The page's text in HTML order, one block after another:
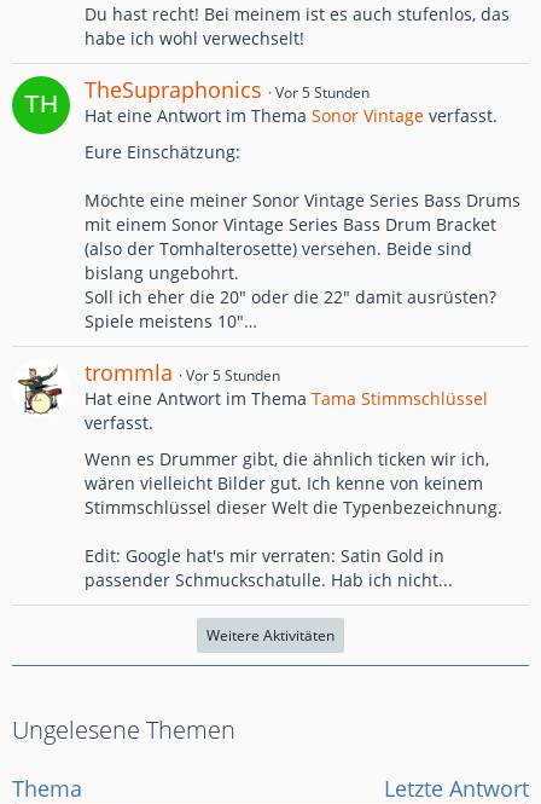
Du hast recht! Bei meinem ist es auch stufenlos, das
habe ich wohl verwechselt!
TheSupraphonics Vor 5 Stunden
Hat eine Antwort im Thema Sonor Vintage verfasst.
Eure Einschätzung:
Möchte eine meiner Sonor Vintage Series Bass Drums
mit einem Sonor Vintage Series Bass Drum Bracket
(also der Tomhalterosette) versehen. Beide sind
bislang ungebohrt.
Soll ich eher die 20" oder die 22" damit ausrüsten?
Spiele meistens 10"…
trommla Vor 5 Stunden
Hat eine Antwort im Thema Tama Stimmschlüssel
verfasst.
Wenn es Drummer gibt, die ähnlich ticken wir ich,
wären vielleicht Bilder gut. Ich kenne von keinem
Stimmschlüssel dieser Welt die Typenbezeichnung.
Edit: Google hat's mir verraten: Satin Gold in
passender Schmuckschatulle. Hab ich nicht...
Weitere Aktivitäten
Ungelesene Themen
Thema Letzte Antwort